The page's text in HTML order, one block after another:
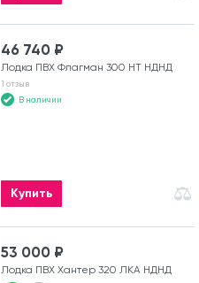
46 740 ₽
Лодка ПВХ Флагман 300 HT НДНД
1 отзыв
В наличии
Купить
53 000 ₽
Лодка ПВХ Хантер 320 ЛКА НДНД